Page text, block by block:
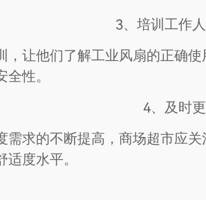
3、培训工作
让他们了解工业风扇的正确
性。
4、及时
需求的不断提高，商场超市应
度水平。